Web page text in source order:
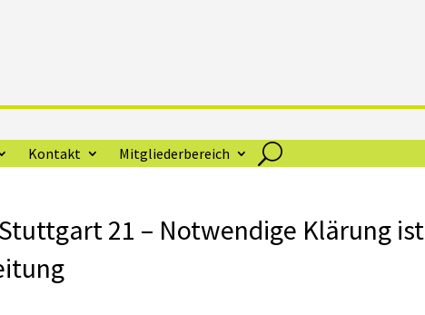
Kontakt Mitgliederbereich
21 – Notwendige Klärung ist